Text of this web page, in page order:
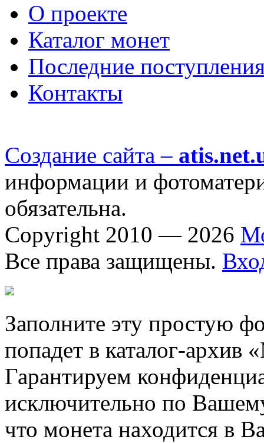
О проекте
Каталог монет
Последние
Контакты
Создание сайта –
информации и
обязательна.
Copyright 2010 — 2026
Все права защищены.
Заполните эту простую
попадет в каталог-архив
Гарантируем
исключительно по
что монета находится в